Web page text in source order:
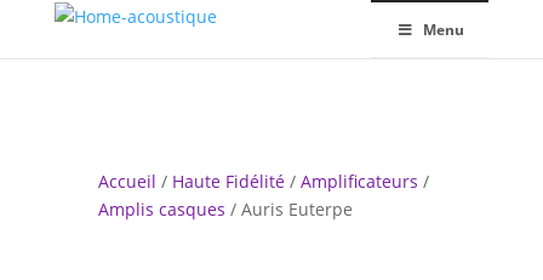
Menu
Accueil / Haute Fidélité/ Amplificateurs /
Amplis casques / Auris Euterpe